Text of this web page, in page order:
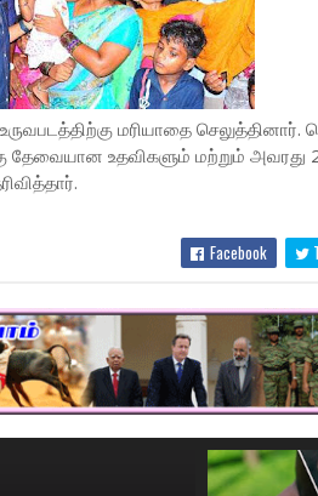
மரியாதை செலுத்தினார்.
தேவையான உதவிகளும் மற்றும்
Facebook